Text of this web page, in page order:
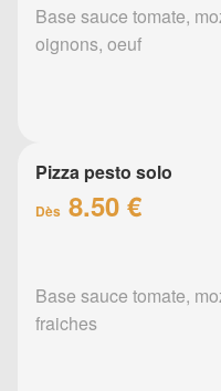
Base sauce tomate,
oignons, oeuf
Pizza pesto solo
Dès 8.50 €
Base sauce tomate,
fraiches